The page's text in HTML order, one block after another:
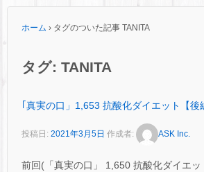
ホーム › タグのついた記事 TANITA
タグ: TANITA
｢真実の口」1,653 抗酸化ダイエット【後
投稿日: 2021年3月5日 作成者: ASK Inc.
前回(「真実の口」 1,650 抗酸化ダイエ